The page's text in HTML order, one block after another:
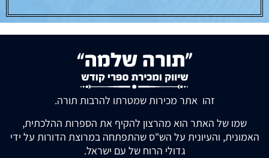
זהו אתר מכירות שמטרתו להרבות תורה.
שמו של האתר הוא מהרצון להקיף את הספרות ההלכתית,
האמונית, והעיונית על הש"ס שהתפתחה במרוצת הדורות על ידי
גדולי הרוח של עם ישראל.